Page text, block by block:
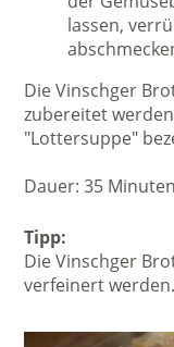
lassen,
Die Vinschger
zubereitet
"Lottersuppe"
Dauer: 35
Tipp:
Die Vinschger
verfeinert werden.